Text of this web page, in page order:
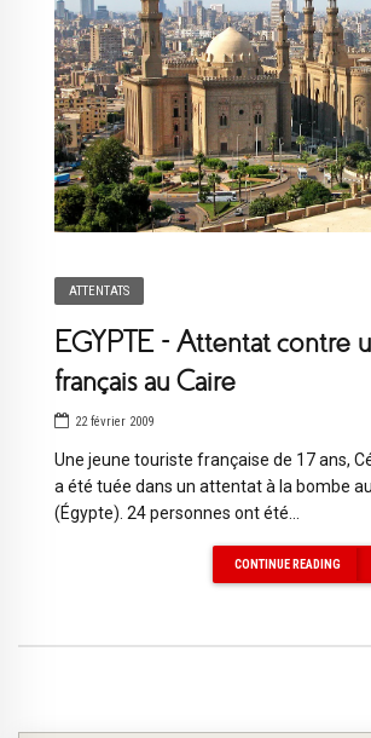
ATTENTATS
EGYPTE – Attentat contre
français au Caire
22 février 2009
Une jeune touriste française de 17 ans,
a été tuée dans un attentat à la bombe
(Égypte). 24 personnes ont été...
CONTINUE READING